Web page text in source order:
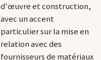
d'œuvre et construction,
avec un accent
particulier sur la mise en
relation avec des
fournisseurs de matériaux